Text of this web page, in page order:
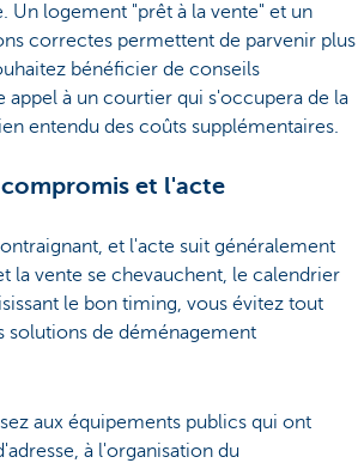
Un logement "prêt à la vente" et un
correctes permettent de parvenir plus
bénéficier de conseils
appel à un courtier qui s'occupera de la
entendu des coûts supplémentaires.
et l'acte
et l'acte suit généralement
la vente se chevauchent, le calendrier
le bon timing, vous évitez tout
solutions de déménagement
aux équipements publics qui ont
à l'organisation du